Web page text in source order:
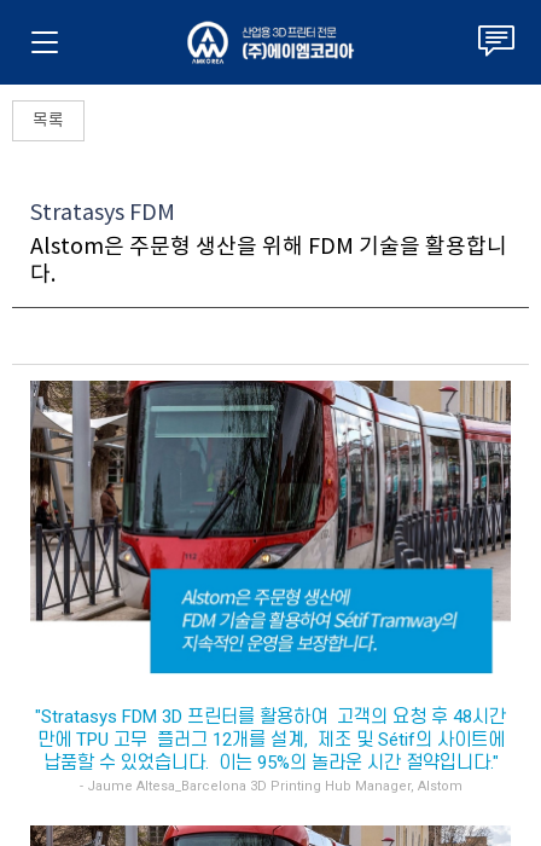
목록
Stratasys FDM
Alstom은 주문형 생산을 위해 FDM 기술을 활용합니
다.
"Stratasys FDM 3D 프린터를 활용하여 고객의 요청 후 48시간
만에 TPU 고무 플러그 12개를 설계, 제조 및 Sétif의 사이트에
납품할 수 있었습니다. 이는 95%의 놀라운 시간 절약입니다."
- Jaume Altesa_Barcelona 3D Printing Hub Manager, Alstom